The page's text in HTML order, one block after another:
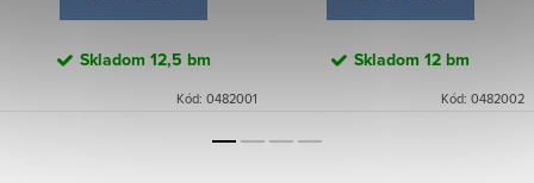
Skladom 12,5 bm
Kód: 0482001
Skladom 12 bm
Kód: 0482002